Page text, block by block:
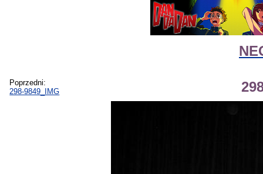
Poprzedni:
298-9849_IMG